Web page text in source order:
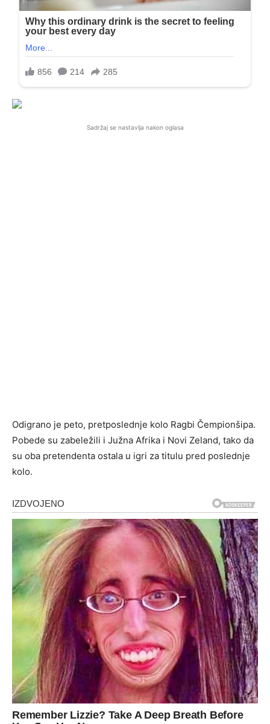
Sadržaj se nastavlja nakon oglasa
Odigrano je peto, pretposlednje kolo Ragbi Čempionšipa.
Pobede su zabeležili i Južna Afrika i Novi Zeland, tako da
su oba pretendenta ostala u igri za titulu pred poslednje
kolo.